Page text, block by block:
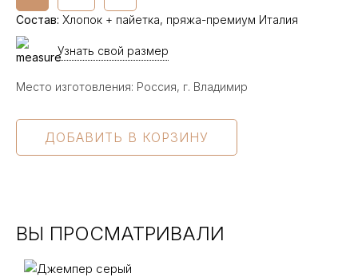
Состав: Хлопок + пайетка, пряжа-премиум Италия
Узнать свой размер
Место изготовления: Россия, г. Владимир
ВЫ ПРОСМАТРИВАЛИ